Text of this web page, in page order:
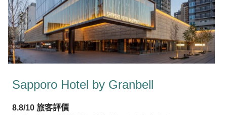
Sapporo Hotel by Granbell
8.8/10 旅客評價